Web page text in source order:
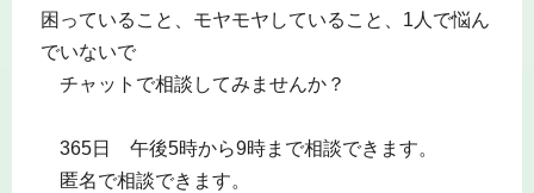
困っていること、モヤモヤしていること、1人で悩ん
でいないで
チャットで相談してみませんか？
365日 午後5時から9時まで相談できます。
匿名で相談できます。